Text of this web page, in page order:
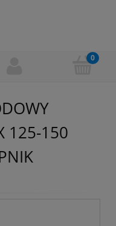
125-150